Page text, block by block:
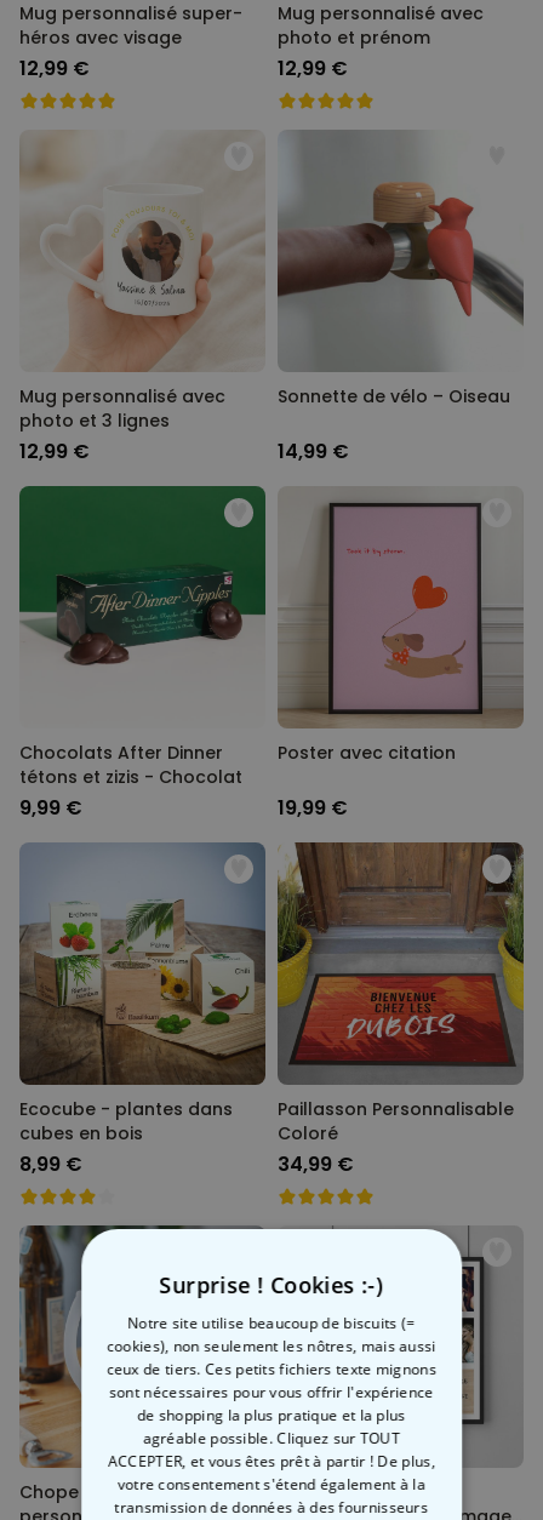
Mug personnalisé super-
héros avec visage
12,99 €
Mug personnalisé avec
photo et prénom
12,99 €
Mug personnalisé avec
photo et 3 lignes
12,99 €
Sonnette de vélo – Oiseau
14,99 €
Chocolats After Dinner
tétons et zizis - Chocolat
9,99 €
Poster avec citation
19,99 €
Ecocube - plantes dans
cubes en bois
8,99 €
Paillasson Personnalisable
Coloré
34,99 €
Chope de bière
Poster Photo
Surprise ! Cookies :-)
Notre site utilise beaucoup de biscuits (=
cookies), non seulement les nôtres, mais aussi
ceux de tiers. Ces petits fichiers texte mignons
sont nécessaires pour vous offrir l'expérience
de shopping la plus pratique et la plus
agréable possible. Cliquez sur TOUT
ACCEPTER, et vous êtes prêt à partir ! De plus,
votre consentement s'étend également à la
transmission de données à des fournisseurs